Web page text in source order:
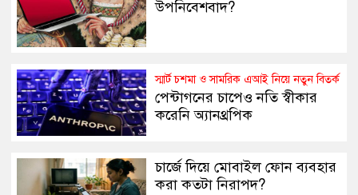
উপনিবেশবাদ?
স্মার্ট চশমা ও সামরিক এআই নিয়ে নতুন বিতর্ক
পেন্টাগনের চাপেও নতি স্বীকার
করেনি অ্যানথ্রপিক
চার্জে দিয়ে মোবাইল ফোন ব্যবহার
করা কতটা নিরাপদ?